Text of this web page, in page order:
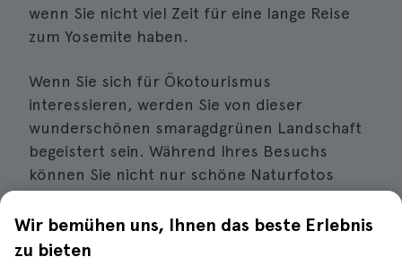
wenn Sie nicht viel Zeit für eine lange Reise
zum Yosemite haben.
Wenn Sie sich für Ökotourismus
interessieren, werden Sie von dieser
wunderschönen smaragdgrünen Landschaft
begeistert sein. Während Ihres Besuchs
können Sie nicht nur schöne Naturfotos
Wanderwege im Park wandern (die
beliebtesten sind der Ocean View Trail und
Wir bemühen uns, Ihnen das beste Erlebnis
zu bieten